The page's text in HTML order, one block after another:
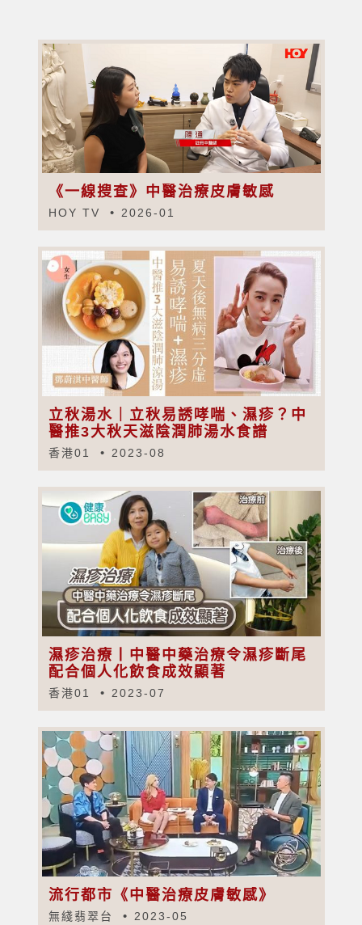
《一線搜查》中醫治療皮膚敏感
HOY TV 2026-01
立秋湯水｜立秋易誘哮喘、濕疹？中
醫推3大秋天滋陰潤肺湯水食譜
香港01 2023-08
濕疹治療丨中醫中藥治療令濕疹斷尾
配合個人化飲食成效顯著
香港01 2023-07
流行都市《中醫治療皮膚敏感》
無綫翡翠台 2023-05